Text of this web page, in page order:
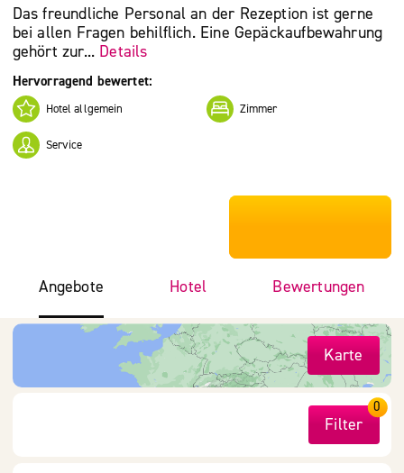
Das freundliche Personal an der Rezeption ist gerne
bei allen Fragen behilflich. Eine Gepäckaufbewahrung
gehört zur... Details
Hervorragend bewertet:
Hotel allgemein Zimmer
Service
Angebote Hotel Bewertungen
Karte
Filter
0